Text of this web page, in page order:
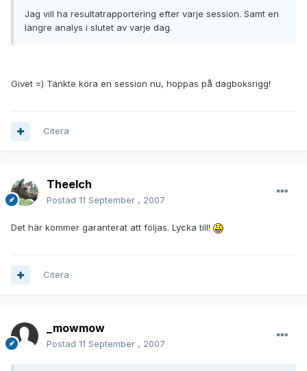
Jag vill ha resultatrapportering efter varje session. Samt en
längre analys i slutet av varje dag.
Givet =) Tänkte köra en session nu, hoppas på dagboksrigg!
Citera
Theelch
Postad 11 September , 2007
Det här kommer garanterat att följas. Lycka till!
Citera
_mowmow
Postad 11 September , 2007